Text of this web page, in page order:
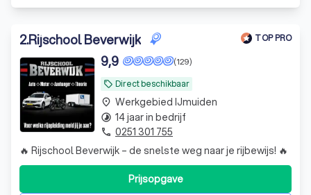
2.Rijschool Beverwijk TOP PRO
local_offer Direct beschikbaar
(129)
9,9
🔥 Rijschool Beverwijk – de snelste weg naar je rijbewijs! 🔥
Prijsopgave
place Werkgebied IJmuiden
timelapse 14 jaar in bedrijf
phone 0251 301 755